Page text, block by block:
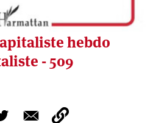
hebdo
- 509